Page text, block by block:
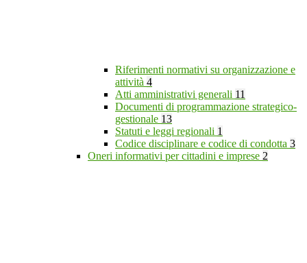
Riferimenti normativi su organizzazione e
attività 4
Atti amministrativi generali 11
Documenti di programmazione strategico-
gestionale 13
Statuti e leggi regionali 1
Codice disciplinare e codice di condotta 3
Oneri informativi per cittadini e imprese 2